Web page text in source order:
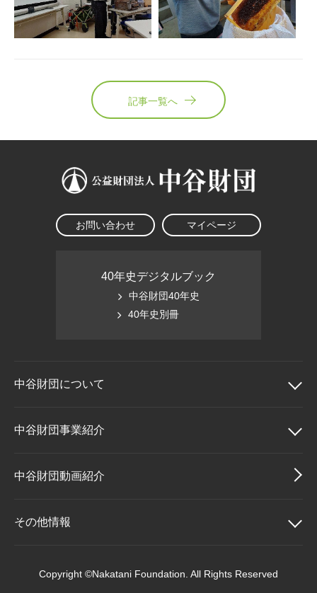
記事一覧へ
お問い合わせ マイページ
40年史デジタルブック
中谷財団40年史
40年史別冊
中谷財団について
中谷財団について
理事長挨拶
設立趣意書
中谷財団事業紹介
中谷財団事業紹介
中谷賞
中谷財団動画紹介
その他情報
Copyright ©Nakatani Foundation. All Rights Reserved